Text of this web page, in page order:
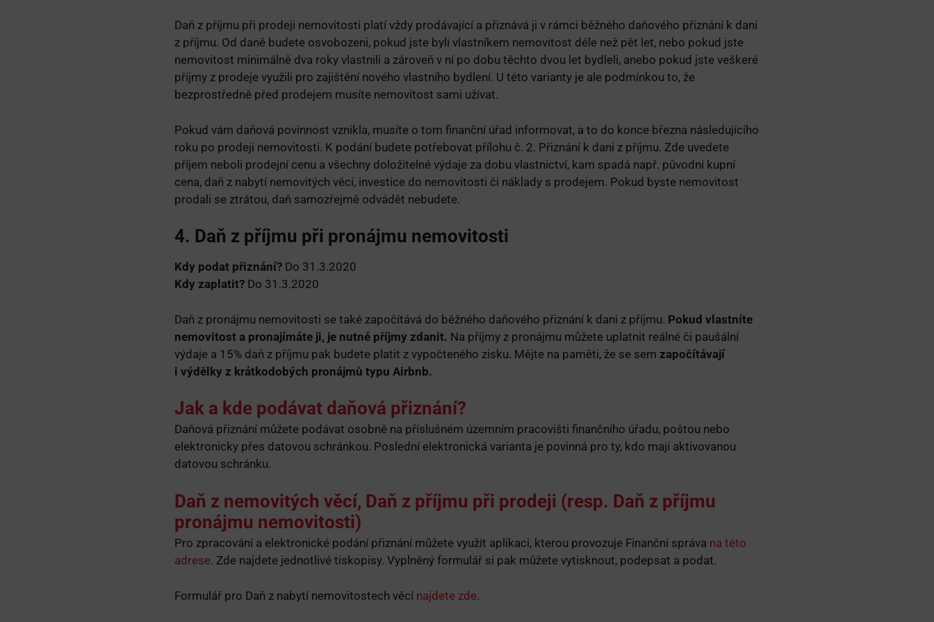
Daň z příjmu při prodeji nemovitosti platí vždy prodávající a přiznává ji v rámci běžného daňového přiznání k dani
z příjmu. Od daně budete osvobozeni, pokud jste byli vlastníkem nemovitost déle než pět let, nebo pokud jste
nemovitost minimálně dva roky vlastnili a zároveň v ní po dobu těchto dvou let bydleli, anebo pokud jste veškeré
příjmy z prodeje využili pro zajištění nového vlastního bydlení. U této varianty je ale podmínkou to, že
bezprostředně před prodejem musíte nemovitost sami užívat.
Pokud vám daňová povinnost vznikla, musíte o tom finanční úřad informovat, a to do konce března následujícího
roku po prodeji nemovitosti. K podání budete potřebovat přílohu č. 2. Přiznání k dani z příjmu. Zde uvedete
příjem neboli prodejní cenu a všechny doložitelné výdaje za dobu vlastnictví, kam spadá např. původní kupní
cena, daň z nabytí nemovitých věcí, investice do nemovitosti či náklady s prodejem. Pokud byste nemovitost
prodali se ztrátou, daň samozřejmě odvádět nebudete.
4. Daň z příjmu při pronájmu nemovitosti
Kdy podat přiznání? Do 31.3.2020
Kdy zaplatit? Do 31.3.2020
Daň z pronájmu nemovitosti se také započítává do běžného daňového přiznání k dani z příjmu. Pokud vlastníte
nemovitost a pronajímáte ji, je nutné příjmy zdanit. Na příjmy z pronájmu můžete uplatnit reálné či paušální
výdaje a 15% daň z příjmu pak budete platit z vypočteného zisku. Mějte na paměti, že se sem započítávají
i výdělky z krátkodobých pronájmů typu Airbnb.
Jak a kde podávat daňová přiznání?
Daňová přiznání můžete podávat osobně na příslušném územním pracovišti finančního úřadu, poštou nebo
elektronicky přes datovou schránkou. Poslední elektronická varianta je povinná pro ty, kdo mají aktivovanou
datovou schránku.
Daň z nemovitých věcí, Daň z příjmu při prodeji (resp. Daň z příjmu
pronájmu nemovitosti)
Pro zpracování a elektronické podání přiznání můžete využít aplikaci, kterou provozuje Finanční správa na této
adrese. Zde najdete jednotlivé tiskopisy. Vyplněný formulář si pak můžete vytisknout, podepsat a podat.
Formulář pro Daň z nabytí nemovitostech věcí najdete zde.